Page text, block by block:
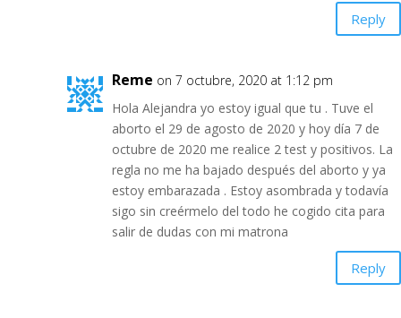
Reply
Reme on 7 octubre, 2020 at 1:12 pm
Hola Alejandra yo estoy igual que tu . Tuve el
aborto el 29 de agosto de 2020 y hoy día 7 de
octubre de 2020 me realice 2 test y positivos. La
regla no me ha bajado después del aborto y ya
estoy embarazada . Estoy asombrada y todavía
sigo sin creérmelo del todo he cogido cita para
salir de dudas con mi matrona
Reply